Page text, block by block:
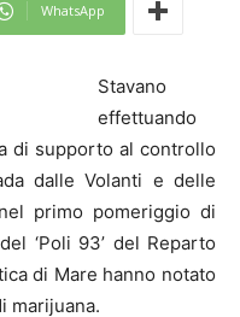
WhatsApp
Stavano
effettuando
di supporto al controllo
dalle Volanti e delle
primo pomeriggio di
‘Poli 93’ del Reparto
di Mare hanno notato
marijuana.